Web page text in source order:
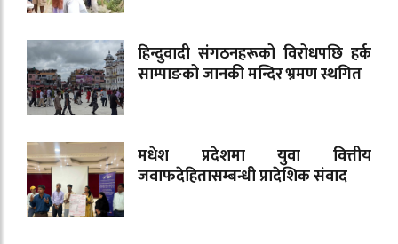
हिन्दुवादी संगठनहरूको विरोधपछि हर्क
साम्पाङको जानकी मन्दिर भ्रमण स्थगित
मधेश प्रदेशमा युवा वित्तीय
जवाफदेहितासम्बन्धी प्रादेशिक संवाद